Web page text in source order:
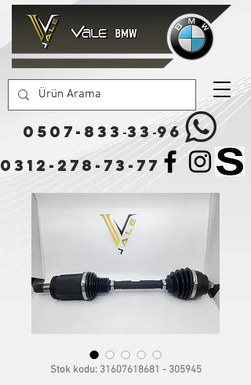
0507-833 -33-96
0312-278-73-77
Stok kodu: 31607618681 - 305945